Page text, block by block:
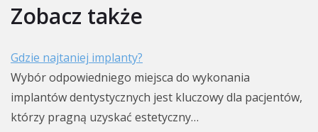
Zobacz także
Gdzie najtaniej implanty?
Wybór odpowiedniego miejsca do wykonania
implantów dentystycznych jest kluczowy dla pacjentów,
którzy pragną uzyskać estetyczny…